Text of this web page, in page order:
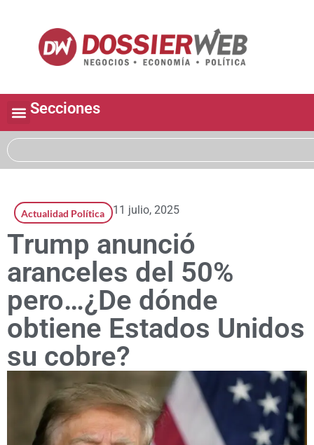
Secciones
Actualidad Política 11 julio, 2025
Trump anunció
aranceles del 50%
pero…¿De dónde
obtiene Estados Unidos
su cobre?